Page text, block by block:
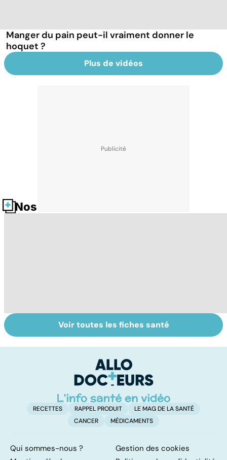
Manger du pain peut-il vraiment donner le
hoquet ?
Plus de vidéos
Nos fiches santé
Tout savoir sur
nos excréments
Acidité, brûlures,
crampes... quand
mal
Voir toutes les fiches santé
RECETTES RAPPEL PRODUIT
LE MAG DE LA SANTÉ
CANCER
MÉDICAMENTS
Qui sommes-nous ?
Gestion des cookies